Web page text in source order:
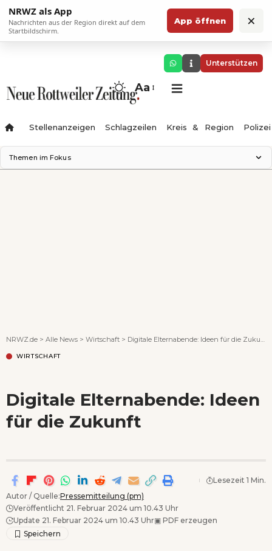
NRWZ als App
Nachrichten aus der Region direkt auf dem
Startbildschirm.
App öffnen ×
Unterstützen
Aa
Stellenanzeigen Schlagzeilen Kreis & Region Polizei
Themen im Fokus
NRWZ.de > Alle News > Wirtschaft > Digitale Elternabende: Ideen für die Zukunft
WIRTSCHAFT
Digitale Elternabende: Ideen
für die Zukunft
Autor / Quelle:Pressemitteilung (pm)
Veröffentlicht 21. Februar 2024 um 10.43 Uhr
Update 21. Februar 2024 um 10.43 Uhr▣ PDF erzeugen
Lesezeit 1 Min.